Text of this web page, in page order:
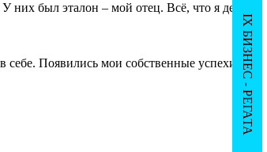
был эталон – мой отец. Всё, что я делала
себе. Появились мои собственные успехи,
IX БИЗНЕС - РЕГАТА